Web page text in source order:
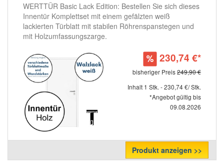
WERTTÜR Basic Lack Edition: Bestellen Sie sich dieses
Innentür Komplettset mit einem gefälzten weiß
lackierten Türblatt mit stabilen Röhrenspanstegen und
mit Holzumfassungszarge.
230,74 €*
bisheriger Preis249,90 €
Inhalt 1 Stk. - 230,74 €/ Stk.
*Angebot gültig bis
09.08.2026
Produkt anzeigen >>